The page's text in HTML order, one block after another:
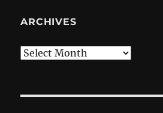
ARCHIVES
Archives